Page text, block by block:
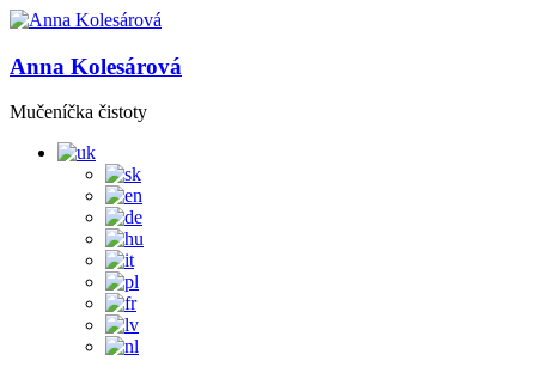
Anna Kolesárová
Mučeníčka čistoty